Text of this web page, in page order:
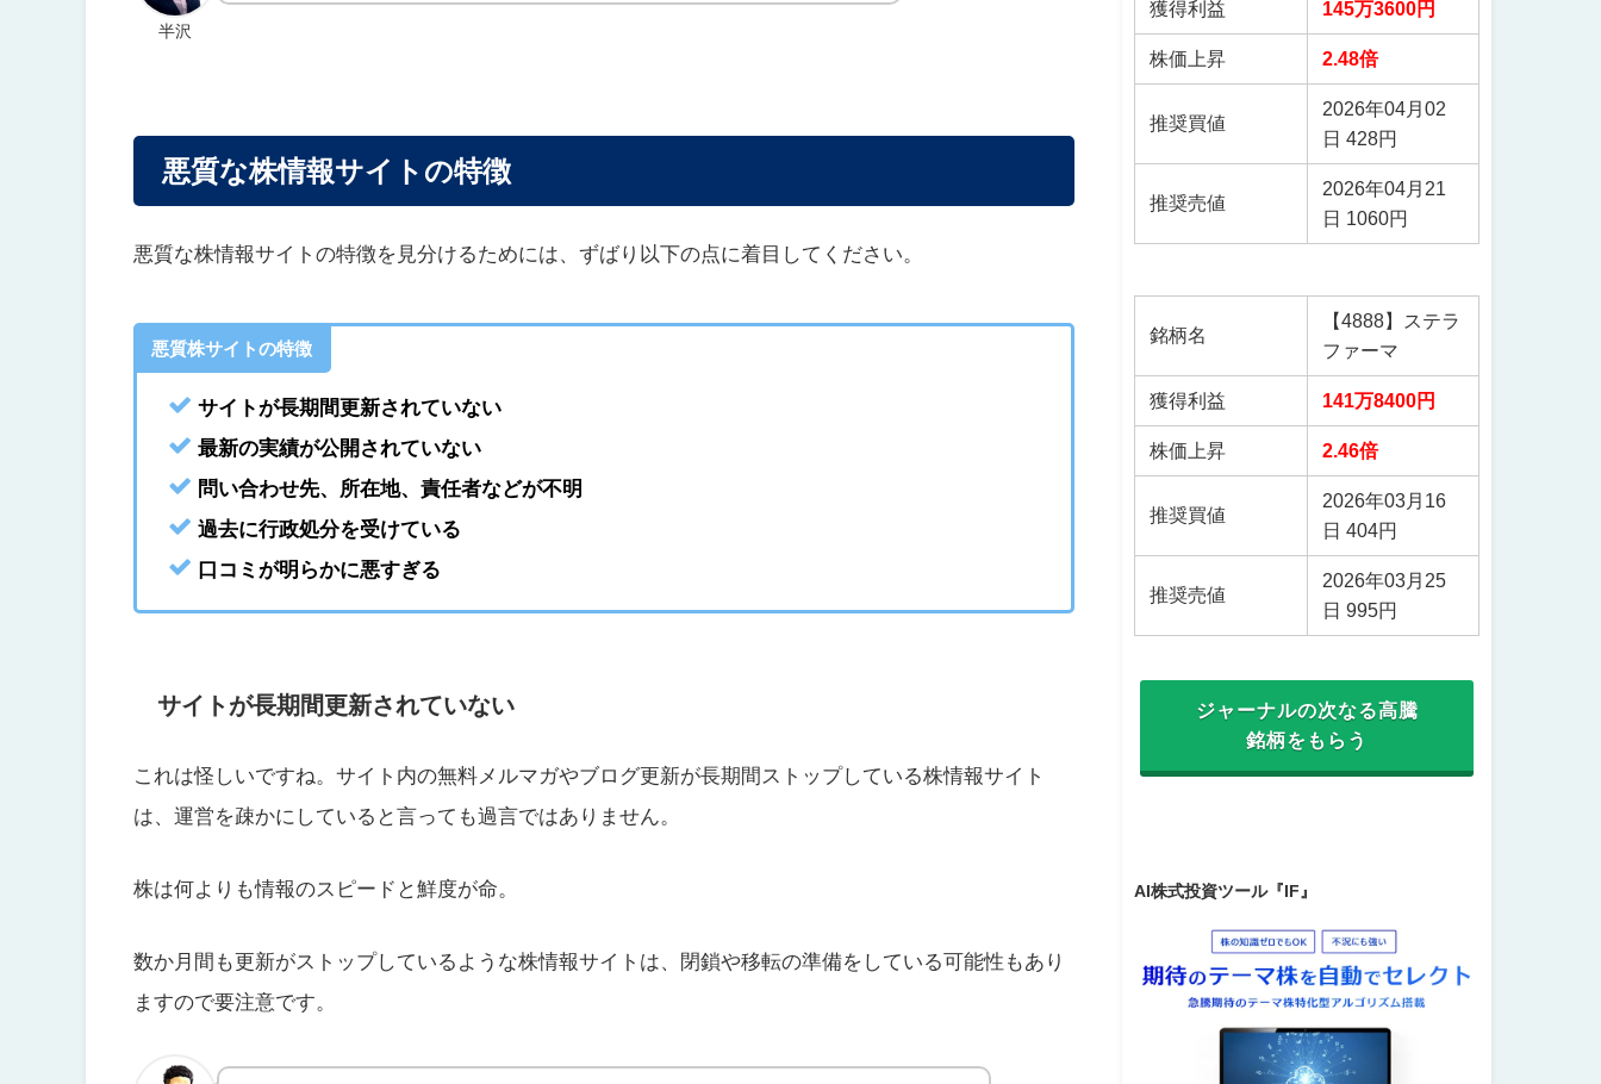
半沢
悪質な株情報サイトの特徴
悪質な株情報サイトの特徴を見分けるためには、ずばり以下の点に着目してください。
悪質株サイトの特徴
サイトが長期間更新されていない
最新の実績が公開されていない
問い合わせ先、所在地、責任者などが不明
過去に行政処分を受けている
口コミが明らかに悪すぎる
サイトが長期間更新されていない
これは怪しいですね。サイト内の無料メルマガやブログ更新が長期間ストップしている株情報サイト
は、運営を疎かにしていると言っても過言ではありません。
株は何よりも情報のスピードと鮮度が命。
数か月間も更新がストップしているような株情報サイトは、閉鎖や移転の準備をしている可能性もあり
ますので要注意です。
獲得利益 145万3600円
株価上昇 2.48倍
推奨買値
2026年04月02
日 428円
推奨売値
2026年04月21
日 1060円
銘柄名
【4888】ステラ
ファーマ
獲得利益 141万8400円
株価上昇 2.46倍
推奨買値
2026年03月16
日 404円
推奨売値
2026年03月25
日 995円
ジャーナルの次なる高騰
銘柄をもらう
AI株式投資ツール『IF』